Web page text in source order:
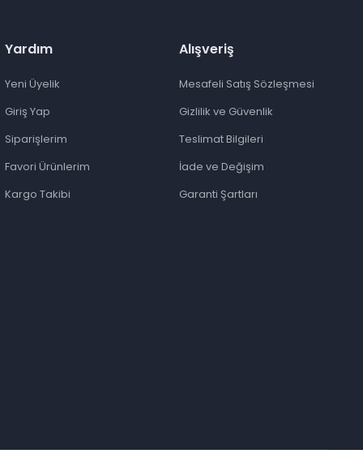
Yardım
Yeni Üyelik
Giriş Yap
Siparişlerim
Favori Ürünlerim
Kargo Takibi
Alışveriş
Mesafeli Satış Sözleşmesi
Gizlilik ve Güvenlik
Teslimat Bilgileri
İade ve Değişim
Garanti Şartları